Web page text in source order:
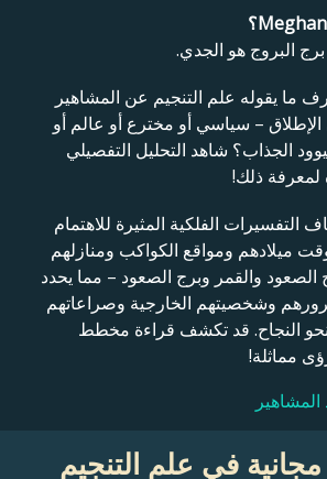
ما يقوله علم التنجيم عن المشاهير
– سياسي أو مخترع أو عالم أو
الجذاب؟ شاهد التحليل التفصيلي
لمعرفة ذلك!
التفسيرات الفلكية المثيرة للاهتمام
ميلادهم ومواقع الكواكب ومنازلهم
الصعود والقمر وبرج الصعود – مما يحدد
وشخصيتهم الخارجية وصراعاتهم
النجاح. قد تكشف قراءة مخطط
مماثلة!
في علم التنجيم